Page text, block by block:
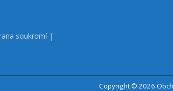
soukromí|
Copyright © 2026